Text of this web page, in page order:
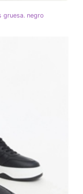
gruesa. negro